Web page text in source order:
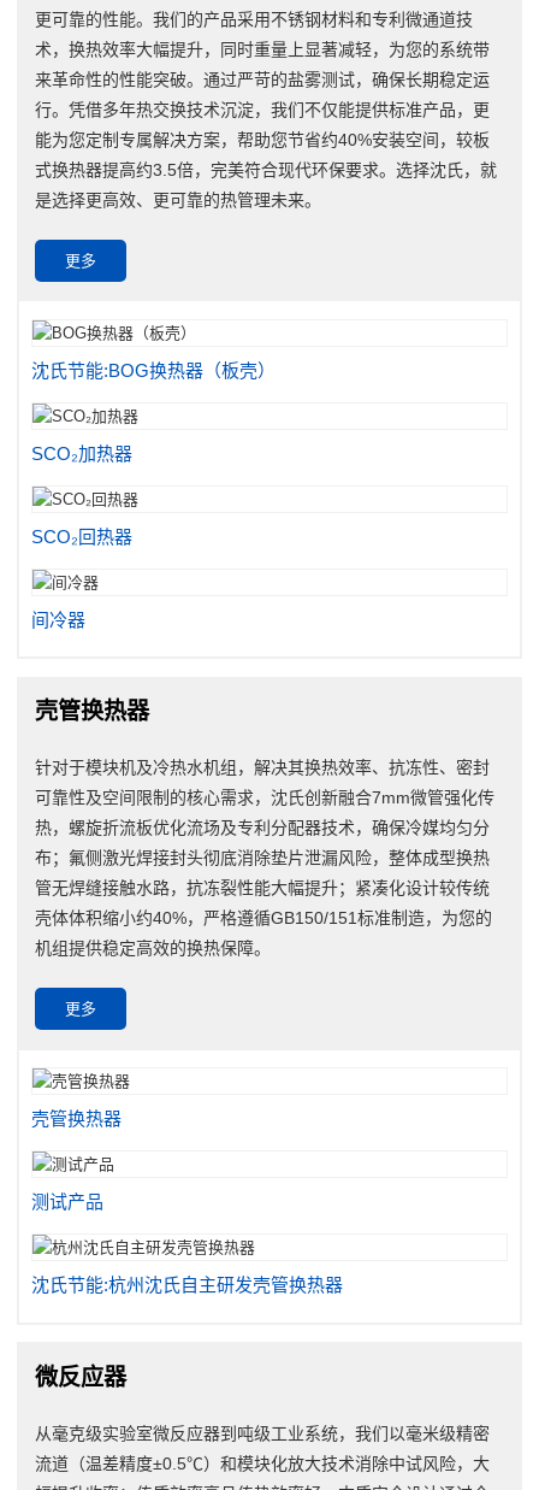
更可靠的性能。我们的产品采用不锈钢材料和专利微通道技
术，换热效率大幅提升，同时重量上显著减轻，为您的系统带
来革命性的性能突破。通过严苛的盐雾测试，确保长期稳定运
行。凭借多年热交换技术沉淀，我们不仅能提供标准产品，更
能为您定制专属解决方案，帮助您节省约40%安装空间，较板
式换热器提高约3.5倍，完美符合现代环保要求。选择沈氏，就
是选择更高效、更可靠的热管理未来。
更多
沈氏节能:BOG换热器（板壳）
SCO₂加热器
SCO₂回热器
间冷器
壳管换热器
针对于模块机及冷热水机组，解决其换热效率、抗冻性、密封
可靠性及空间限制的核心需求，沈氏创新融合7mm微管强化传
热，螺旋折流板优化流场及专利分配器技术，确保冷媒均匀分
布；氟侧激光焊接封头彻底消除垫片泄漏风险，整体成型换热
管无焊缝接触水路，抗冻裂性能大幅提升；紧凑化设计较传统
壳体体积缩小约40%，严格遵循GB150/151标准制造，为您的
机组提供稳定高效的换热保障。
更多
壳管换热器
测试产品
沈氏节能:杭州沈氏自主研发壳管换热器
微反应器
从毫克级实验室微反应器到吨级工业系统，我们以毫米级精密
流道（温差精度±0.5℃）和模块化放大技术消除中试风险，大